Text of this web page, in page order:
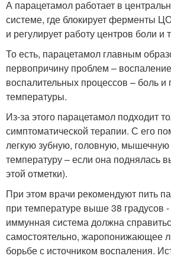
А парацетамол работает в
системе, где блокирует ферменты
и регулирует работу центров боли и
То есть, парацетамол главным
первопричину проблем –
воспалительных процессов – боль
температуры.
Из-за этого парацетамол подходит
симптоматической терапии. С его
легкую зубную, головную, мышечную
температуру – если она поднялась
этой отметки).
При этом врачи рекомендуют пить
при температуре выше 38 градусов -
иммунная система должна
самостоятельно, жаропонижающее
борьбе с источником воспаления.